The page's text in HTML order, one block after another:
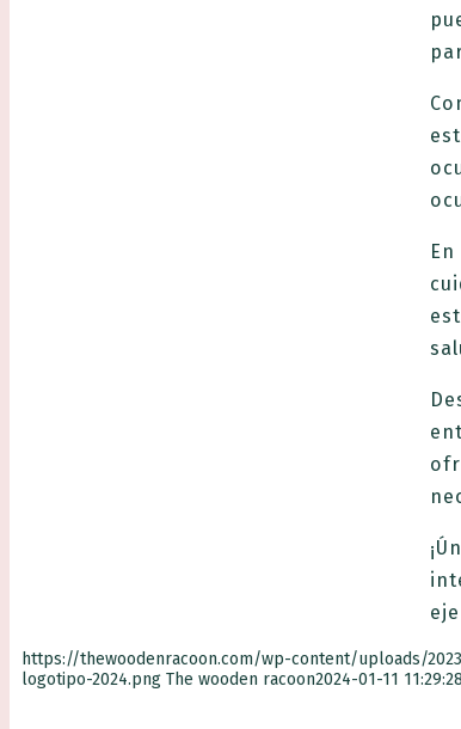
https://thewoodenracoon.com/wp-content/uploads/
logotipo-2024.png The wooden racoon2024-01-11 11:29:28